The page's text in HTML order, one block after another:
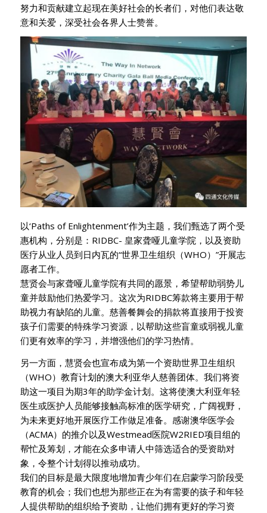
努力和贡献建立起现在美好社会的长者们，对他们表达敬
意和关爱，深受社会各界人士赞誉。
以‘Paths of Enlightenment’作为主题，我们甄选了两个受
惠机构，分别是：RIDBC- 皇家聋哑儿童学院，以及资助
医疗从业人员到日内瓦的“世界卫生组织（WHO）”开展志
愿者工作。
慧贤会与家聋哑儿童学院有共同的愿景，希望帮助弱势儿
童并鼓励他们热爱学习。这次为RIDBC筹款将主要用于帮
助视力有缺陷的儿童。慈善餐舞会的捐款将直接用于投资
孩子们需要的特殊学习资源，以帮助这些盲童或弱视儿童
们更有效率的学习，并增强他们的学习热情。
另一方面，慧贤会也宣布成为第一个资助世界卫生组织
（WHO）教育计划的澳大利亚华人慈善团体。我们将资
助这一项目为期3年的助学金计划。这将使澳大利亚年轻
医生或医护人员能够接触高标准的医学研究，广阔视野，
为未来更好地开展医疗工作做足准备。感谢澳华医学会
（ACMA）的推介以及Westmead医院W2RIED项目组的
帮忙及筹划，才能在众多申请人中筛选适合的受资助对
象，令整个计划得以推动成功。
我们的目标是最大限度地增加青少年们在启蒙学习阶段受
教育的机会；我们也想为那些正在为有需要的孩子和年轻
人提供帮助的组织给予资助，让他们拥有更好的学习资